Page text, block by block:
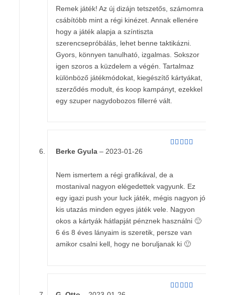
Remek játék! Az új dizájn tetszetős, számomra
csábítóbb mint a régi kinézet. Annak ellenére
hogy a játék alapja a színtiszta
szerencsepróbálás, lehet benne taktikázni.
Gyors, könnyen tanulható, izgalmas. Sokszor
igen szoros a küzdelem a végén. Tartalmaz
különböző játékmódokat, kiegészítő kártyákat,
szerződés modult, és koop kampányt, ezekkel
egy szuper nagydobozos fillerré vált.
Berke Gyula– 2023-01-26
Nem ismertem a régi grafikával, de a
mostanival nagyon elégedettek vagyunk. Ez
egy igazi push your luck játék, mégis nagyon jó
kis utazás minden egyes játék vele. Nagyon
okos a kártyák hátlapját pénznek használni 🙂
6 és 8 éves lányaim is szeretik, persze van
amikor csalni kell, hogy ne boruljanak ki 🙂